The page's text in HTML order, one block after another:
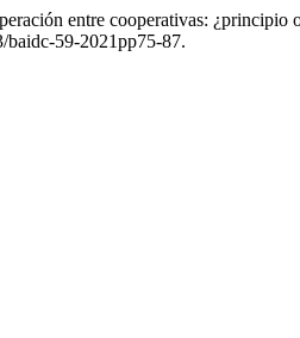
entre cooperativas: ¿principio
59-2021pp75-87.